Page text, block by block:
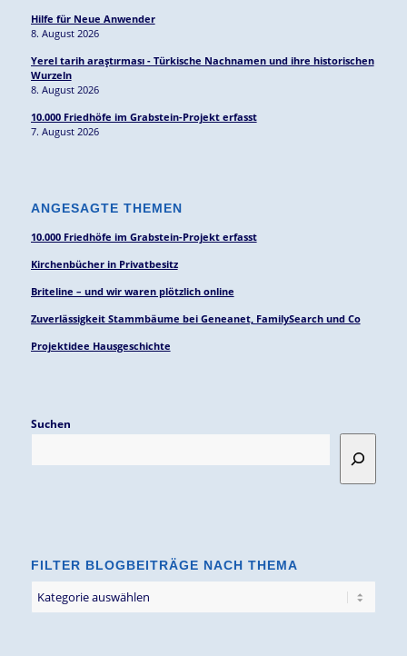
Hilfe für Neue Anwender
8. August 2026
Yerel tarih araştırması - Türkische Nachnamen und ihre historischen
Wurzeln
8. August 2026
10.000 Friedhöfe im Grabstein-Projekt erfasst
7. August 2026
ANGESAGTE THEMEN
10.000 Friedhöfe im Grabstein-Projekt erfasst
Kirchenbücher in Privatbesitz
Briteline – und wir waren plötzlich online
Zuverlässigkeit Stammbäume bei Geneanet, FamilySearch und Co
Projektidee Hausgeschichte
Suchen
FILTER BLOGBEITRÄGE NACH THEMA
Blogbeiträge